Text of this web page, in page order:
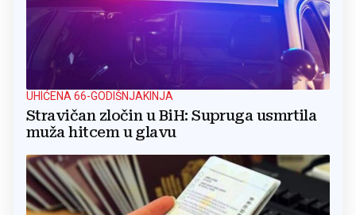
UHIĆENA 66-GODIŠNJAKINJA
Stravičan zločin u BiH: Supruga usmrtila
muža hitcem u glavu